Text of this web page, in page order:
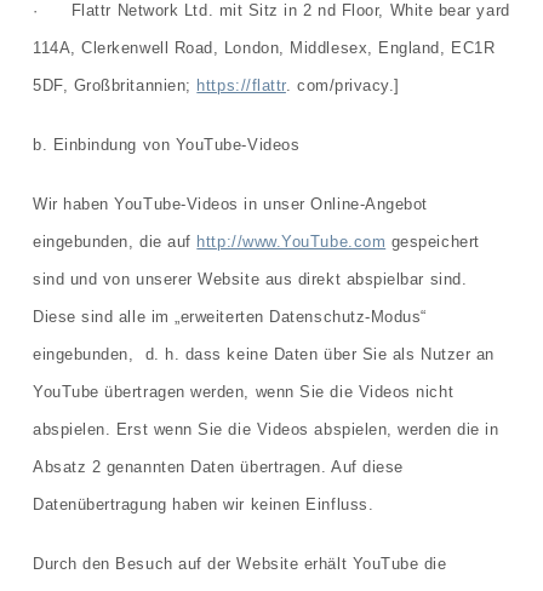
· Flattr Network Ltd. mit Sitz in 2 nd Floor, White bear yard
114A, Clerkenwell Road, London, Middlesex, England, EC1R
5DF, Großbritannien; https://flattr. com/privacy.]
b. Einbindung von YouTube-Videos
Wir haben YouTube-Videos in unser Online-Angebot
eingebunden, die auf http://www.YouTube.com gespeichert
sind und von unserer Website aus direkt abspielbar sind.
Diese sind alle im „erweiterten Datenschutz-Modus“
eingebunden, d. h. dass keine Daten über Sie als Nutzer an
YouTube übertragen werden, wenn Sie die Videos nicht
abspielen. Erst wenn Sie die Videos abspielen, werden die in
Absatz 2 genannten Daten übertragen. Auf diese
Datenübertragung haben wir keinen Einfluss.
Durch den Besuch auf der Website erhält YouTube die